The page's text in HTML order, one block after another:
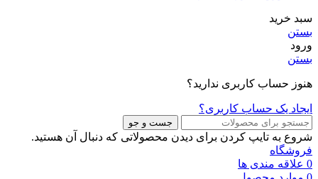
سبد خرید
بستن
ورود
بستن
هنوز حساب کاربری ندارید؟
ایجاد یک حساب کاربری؟
جست و جو
شروع به تایپ کردن برای دیدن محصولاتی که دنبال آن هستید.
فروشگاه
0 علاقه مندی ها